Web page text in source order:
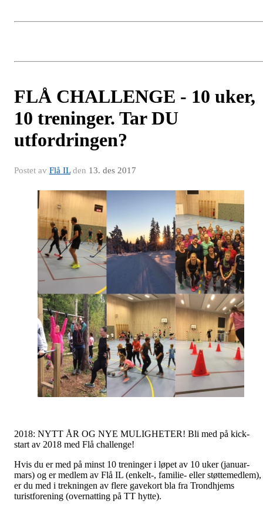
FLÅ CHALLENGE - 10 uker,
10 treninger. Tar DU
utfordringen?
Postet av Flå ILden 13. des 2017
2018: NYTT ÅR OG NYE MULIGHETER! Bli med på kick-
start av 2018 med Flå challenge!
Hvis du er med på minst 10 treninger i løpet av 10 uker (januar-
mars) og er medlem av Flå IL (enkelt-, familie- eller støttemedlem),
er du med i trekningen av flere gavekort bla fra Trondhjems
turistforening (overnatting på TT hytte).